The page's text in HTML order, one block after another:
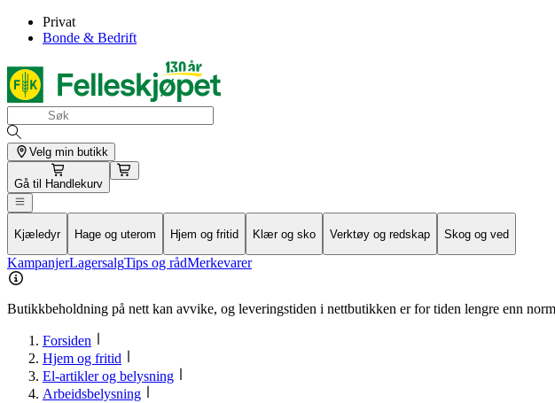
Privat
Bonde & Bedrift
Velg min butikk
Gå til Handlekurv
Kjæledyr Hage og uterom Hjem og fritid Klær og sko Verktøy og redskap Skog og ved
KampanjerLagersalgTips og rådMerkevarer
Butikkbeholdning på nett kan avvike, og leveringstiden i nettbutikken er for tiden lengre enn
Forsiden
Hjem og fritid
El-artikler og belysning
Arbeidsbelysning